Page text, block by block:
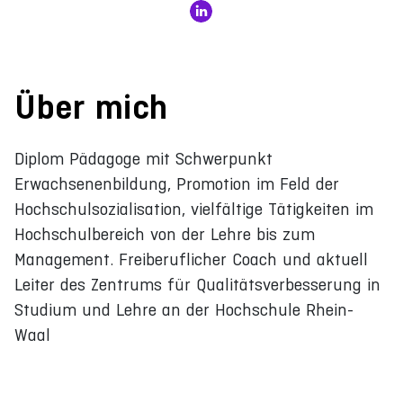
Über mich
Diplom Pädagoge mit Schwerpunkt
Erwachsenenbildung, Promotion im Feld der
Hochschulsozialisation, vielfältige Tätigkeiten im
Hochschulbereich von der Lehre bis zum
Management. Freiberuflicher Coach und aktuell
Leiter des Zentrums für Qualitätsverbesserung in
Studium und Lehre an der Hochschule Rhein-
Waal